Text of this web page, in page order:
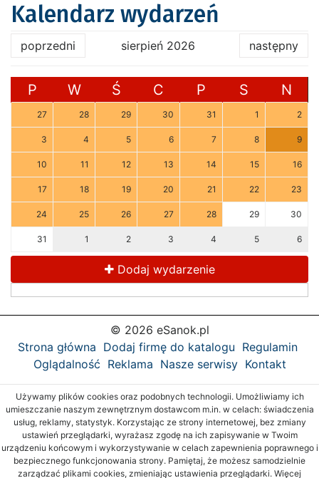
Kalendarz wydarzeń
poprzedni sierpień 2026 następny
P W Ś C P S N
27 28 29 30 31 1 2
3 4 5 6 7 8 9
10 11 12 13 14 15 16
17 18 19 20 21 22 23
24 25 26 27 28 29 30
31 1 2 3 4 5 6
Dodaj wydarzenie
© 2026 eSanok.pl
Strona główna Dodaj firmę do katalogu Regulamin
Oglądalność Reklama Nasze serwisy Kontakt
Używamy plików cookies oraz podobnych technologii. Umożliwiamy ich
umieszczanie naszym zewnętrznym dostawcom m.in. w celach: świadczenia
usług, reklamy, statystyk. Korzystając ze strony internetowej, bez zmiany
ustawień przeglądarki, wyrażasz zgodę na ich zapisywanie w Twoim
urządzeniu końcowym i wykorzystywanie w celach zapewnienia poprawnego i
bezpiecznego funkcjonowania strony. Pamiętaj, że możesz samodzielnie
zarządzać plikami cookies, zmieniając ustawienia przeglądarki. Więcej